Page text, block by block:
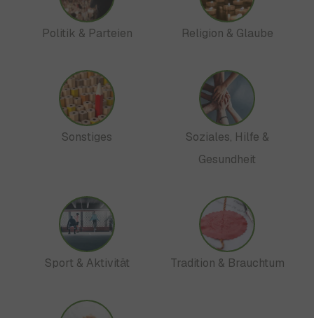
Politik & Parteien Religion & Glaube
Sonstiges
Soziales, Hilfe &
Gesundheit
Sport & Aktivität Tradition & Brauchtum